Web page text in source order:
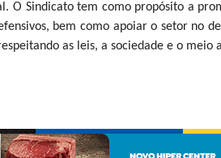
O Sindicato tem como propósito a
bem como apoiar o setor no
as leis, a sociedade e o meio